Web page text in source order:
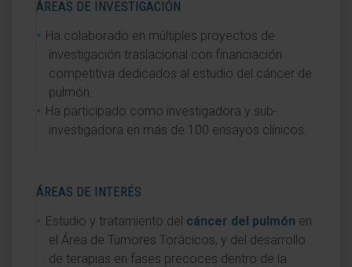
ÁREAS DE INVESTIGACIÓN
Ha colaborado en múltiples proyectos de
investigación traslacional con financiación
competitiva dedicados al estudio del cáncer de
pulmón.
Ha participado como investigadora y sub-
investigadora en más de 100 ensayos clínicos.
ÁREAS DE INTERÉS
Estudio y tratamiento del cáncer del pulmón en
el Área de Tumores Torácicos, y del desarrollo
de terapias en fases precoces dentro de la